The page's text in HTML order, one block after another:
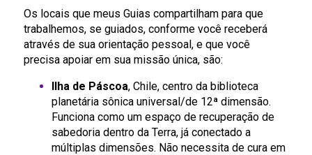
Os locais que meus Guias compartilham para que
trabalhemos, se guiados, conforme você receberá
através de sua orientação pessoal, e que você
precisa apoiar em sua missão única, são:
Ilha de Páscoa, Chile, centro da biblioteca
planetária sônica universal/de 12ª dimensão.
Funciona como um espaço de recuperação de
sabedoria dentro da Terra, já conectado a
múltiplas dimensões. Não necessita de cura em